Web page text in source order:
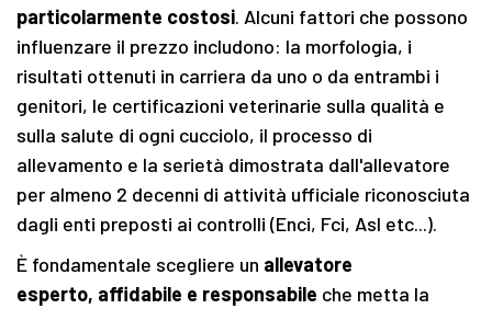
particolarmente costosi. Alcuni fattori che possono
influenzare il prezzo includono: la morfologia, i
risultati ottenuti in carriera da uno o da entrambi i
genitori, le certificazioni veterinarie sulla qualità e
sulla salute di ogni cucciolo, il processo di
allevamento e la serietà dimostrata dall'allevatore
per almeno 2 decenni di attività ufficiale riconosciuta
dagli enti preposti ai controlli (Enci, Fci, Asl etc...).
È fondamentale scegliere un allevatore
esperto, affidabile e responsabile che metta la